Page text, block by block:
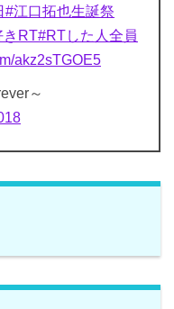
#江口拓也生誕祭
きRT#RTした人全員
akz2sTGOE5
～